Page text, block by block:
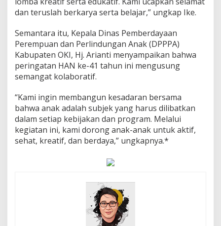
dan teruslah berkarya serta belajar,” ungkap Ike.
Semantara itu, Kepala Dinas Pemberdayaan
Perempuan dan Perlindungan Anak (DPPPA)
Kabupaten OKI, Hj. Arianti menyampaikan bahwa
peringatan HAN ke-41 tahun ini mengusung
semangat kolaboratif.
“Kami ingin membangun kesadaran bersama
bahwa anak adalah subjek yang harus dilibatkan
dalam setiap kebijakan dan program. Melalui
kegiatan ini, kami dorong anak-anak untuk aktif,
sehat, kreatif, dan berdaya,” ungkapnya.*